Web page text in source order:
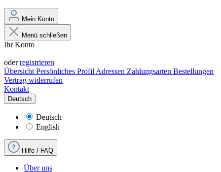
Mein Konto
Menü schließen
Ihr Konto
oderregistrieren
Übersicht Persönliches Profil Adressen Zahlungsarten Bestellungen
Vertrag widerrufen
Kontakt
Deutsch
Deutsch
English
Hilfe / FAQ
Über uns